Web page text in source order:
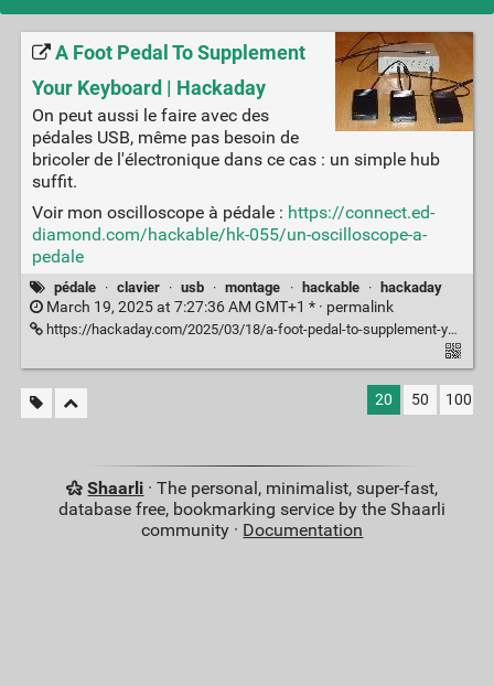
A Foot Pedal To Supplement
Your Keyboard | Hackaday
On peut aussi le faire avec des
pédales USB, même pas besoin de
bricoler de l'électronique dans ce cas : un simple hub
suffit.
Voir mon oscilloscope à pédale : https://connect.ed-
diamond.com/hackable/hk-055/un-oscilloscope-a-
pedale
pédale · clavier · usb · montage · hackable · hackaday
March 19, 2025 at 7:27:36 AM GMT+1 * · permalink
https://hackaday.com/2025/03/18/a-foot-pedal-to-supplement-your-keyboard/
20 50 100
Shaarli · The personal, minimalist, super-fast,
database free, bookmarking service by the Shaarli
community · Documentation